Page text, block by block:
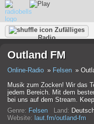
Zufälliges
Radio
Rap
Trans
Outland FM
Online-Radio Felsen
Musik zum Zocken! Wir das
jedem Bereich. Mit dem
bei uns auf dem Stream.
Genre: Felsen Land:
Website: laut.fm/outland-fm